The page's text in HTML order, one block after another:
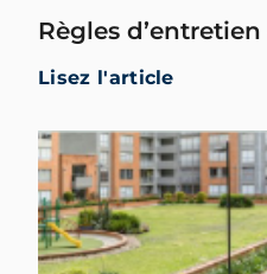
Règles
Lisez l'article